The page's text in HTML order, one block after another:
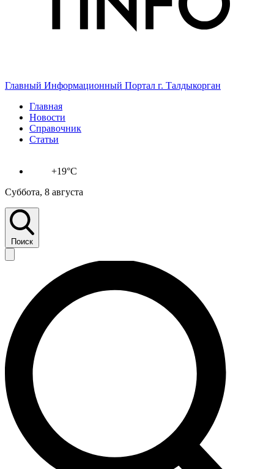
Главный Информационный Портал г. Талдыкорган
Главная
Новости
Справочник
Статьи
+19°C
Суббота, 8 августа
Поиск